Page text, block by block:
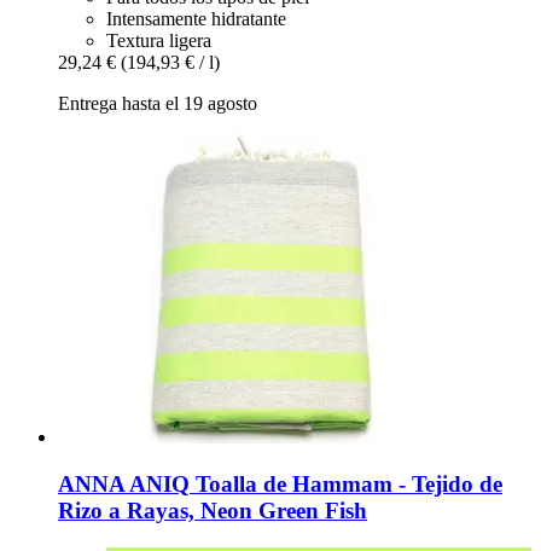
Intensamente hidratante
Textura ligera
29,24 € (194,93 € / l)
Entrega hasta el 19 agosto
ANNA ANIQ Toalla de Hammam -​ Tejido de
Rizo a Rayas, Neon Green Fish